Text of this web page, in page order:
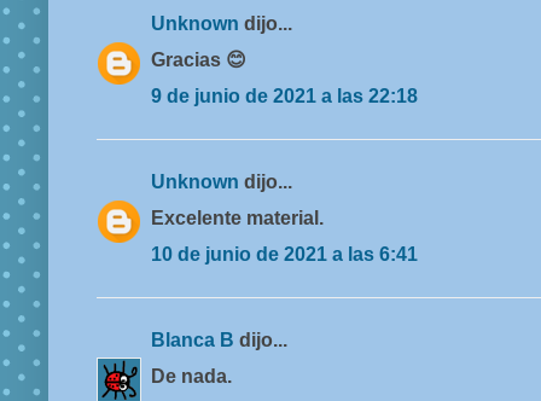
Unknown dijo...
Gracias 😊
9 de junio de 2021 a las 22:18
Unknown dijo...
Excelente material.
10 de junio de 2021 a las 6:41
Blanca B dijo...
De nada.